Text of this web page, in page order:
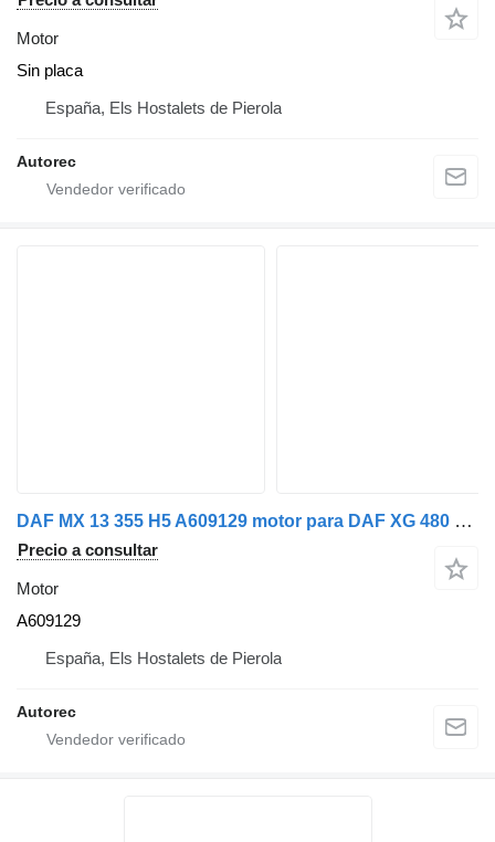
Motor
Sin placa
España, Els Hostalets de Pierola
Autorec
DAF MX 13 355 H5 A609129 motor para DAF XG 480 camión
Precio a consultar
Motor
A609129
España, Els Hostalets de Pierola
Autorec